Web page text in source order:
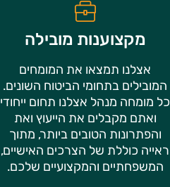
מקצוענות מובילה
אצלנו תמצאו את המומחים
המובילים בתחומי הביטוח השונים.
כל מומחה מנהל אצלנו תחום ייחודי
ואתם מקבלים את הייעוץ ואת
והפתרונות הטובים ביותר, מתוך
ראייה כוללת של הצרכים האישיים,
המשפחתיים והמקצועיים שלכם.